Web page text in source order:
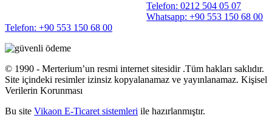
Telefon: 0212 504 05 07
Whatsapp: +90 553 150 68 00
Telefon: +90 553 150 68 00
©️ 1990 - Merterium’un resmi internet sitesidir .Tüm hakları saklıdır.
Site içindeki resimler izinsiz kopyalanamaz ve yayınlanamaz. Kişisel
Verilerin Korunması
Bu site Vikaon E-Ticaret sistemleri ile hazırlanmıştır.